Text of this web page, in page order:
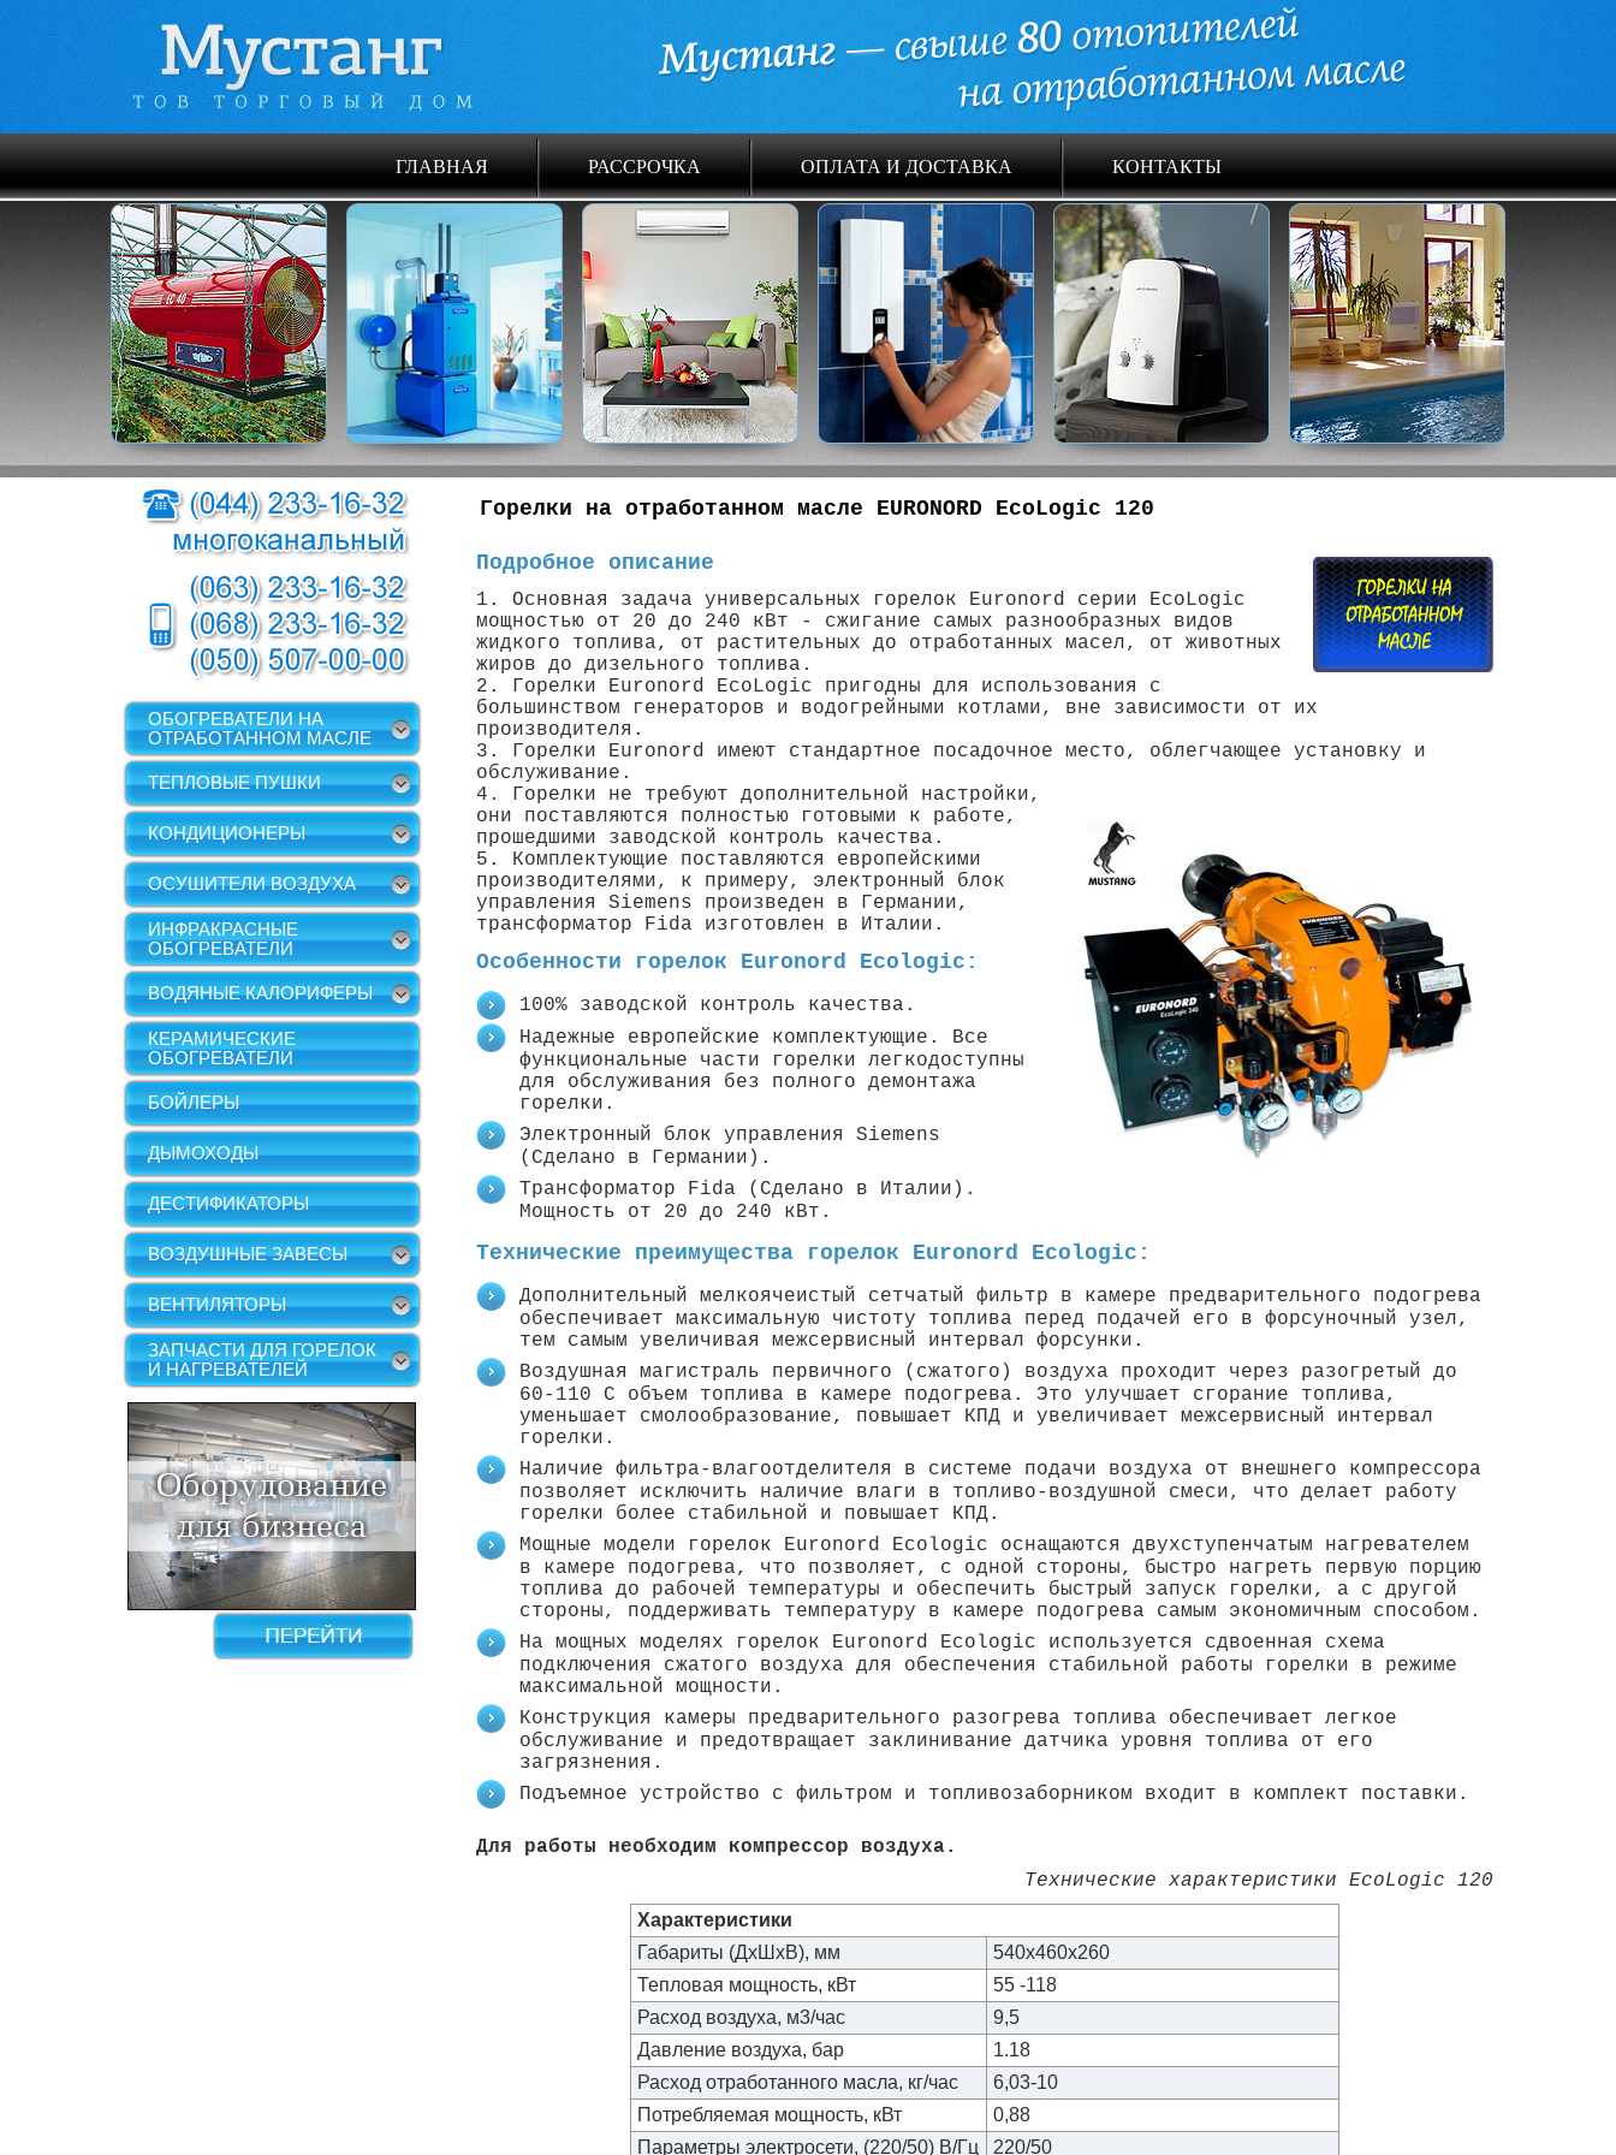
ГЛАВНАЯ РАССРОЧКА ОПЛАТА И ДОСТАВКА КОНТАКТЫ
ОБОГРЕВАТЕЛИ НА
ОТРАБОТАННОМ МАСЛЕ
ТЕПЛОВЫЕ ПУШКИ
КОНДИЦИОНЕРЫ
ОСУШИТЕЛИ ВОЗДУХА
ИНФРАКРАСНЫЕ
ОБОГРЕВАТЕЛИ
ВОДЯНЫЕ КАЛОРИФЕРЫ
КЕРАМИЧЕСКИЕ
ОБОГРЕВАТЕЛИ
БОЙЛЕРЫ
ДЫМОХОДЫ
ДЕСТИФИКАТОРЫ
ВОЗДУШНЫЕ ЗАВЕСЫ
ВЕНТИЛЯТОРЫ
ЗАПЧАСТИ ДЛЯ ГОРЕЛОК
И НАГРЕВАТЕЛЕЙ
Горелки на отработанном масле EURONORD EcoLogic 120
Подробное описание
1. Основная задача универсальных горелок Euronord серии EcoLogic
мощностью от 20 до 240 кВт - сжигание самых разнообразных видов
жидкого топлива, от растительных до отработанных масел, от животных
жиров до дизельного топлива.
2. Горелки Euronord EcoLogic пригодны для использования с
большинством генераторов и водогрейными котлами, вне зависимости от их
производителя.
3. Горелки Euronord имеют стандартное посадочное место, облегчающее установку и
обслуживание.
4. Горелки не требуют дополнительной настройки,
они поставляются полностью готовыми к работе,
прошедшими заводской контроль качества.
5. Комплектующие поставляются европейскими
производителями, к примеру, электронный блок
управления Siemens произведен в Германии,
трансформатор Fida изготовлен в Италии.
Особенности горелок Euronord Ecologic:
100% заводской контроль качества.
Надежные европейские комплектующие. Все
функциональные части горелки легкодоступны
для обслуживания без полного демонтажа
горелки.
Электронный блок управления Siemens
(Сделано в Германии).
Трансформатор Fida (Сделано в Италии).
Мощность от 20 до 240 кВт.
Технические преимущества горелок Euronord Ecologic:
Дополнительный мелкоячеистый сетчатый фильтр в камере предварительного подогрева
обеспечивает максимальную чистоту топлива перед подачей его в форсуночный узел,
тем самым увеличивая межсервисный интервал форсунки.
Воздушная магистраль первичного (сжатого) воздуха проходит через разогретый до
60-110 С объем топлива в камере подогрева. Это улучшает сгорание топлива,
уменьшает смолообразование, повышает КПД и увеличивает межсервисный интервал
горелки.
Наличие фильтра-влагоотделителя в системе подачи воздуха от внешнего компрессора
позволяет исключить наличие влаги в топливо-воздушной смеси, что делает работу
горелки более стабильной и повышает КПД.
Мощные модели горелок Euronord Ecologic оснащаются двухступенчатым нагревателем
в камере подогрева, что позволяет, с одной стороны, быстро нагреть первую порцию
топлива до рабочей температуры и обеспечить быстрый запуск горелки, а с другой
стороны, поддерживать температуру в камере подогрева самым экономичным способом.
На мощных моделях горелок Euronord Ecologic используется сдвоенная схема
подключения сжатого воздуха для обеспечения стабильной работы горелки в режиме
максимальной мощности.
Конструкция камеры предварительного разогрева топлива обеспечивает легкое
обслуживание и предотвращает заклинивание датчика уровня топлива от его
загрязнения.
Подъемное устройство с фильтром и топливозаборником входит в комплект поставки.
Для работы необходим компрессор воздуха.
Технические характеристики EcoLogic 120
Характеристики
Габариты (ДхШхВ), мм
540x460x260
Тепловая мощность, кВт
55 -118
Расход воздуха, м3/час
9,5
Давление воздуха, бар
1.18
Расход отработанного масла, кг/час
6,03-10
Потребляемая мощность, кВт
0,88
Параметры электросети, (220/50) В/Гц
220/50